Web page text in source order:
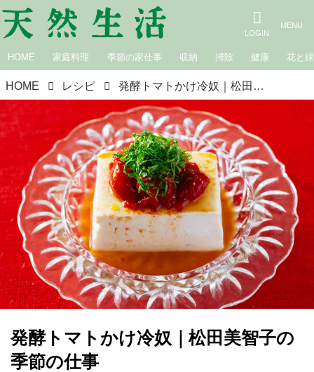
HOME 家庭料理 季節の家仕事 収納 掃除 健康 花と緑
HOME レシピ 発酵トマトかけ冷奴｜松田美智子の季節の仕事
発酵トマトかけ冷奴｜松田美智子の
季節の仕事